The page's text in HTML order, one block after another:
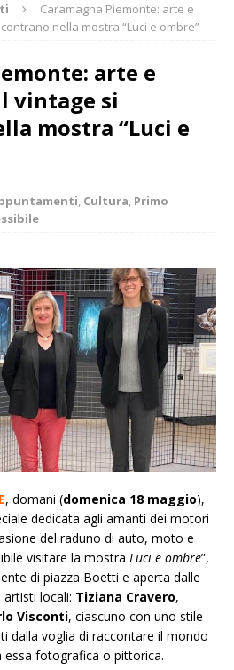
Caramagna Piemonte: arte e
nella mostra “Luci e ombre”
arte e
vintage si
mostra “Luci e
, Cultura, Primo
, domani (domenica 18 maggio),
dedicata agli amanti dei motori
del raduno di auto, moto e
visitare la mostra Luci e ombre”,
di piazza Boetti e aperta dalle
artisti locali: Tiziana Cravero,
Visconti, ciascuno con uno stile
dalla voglia di raccontare il mondo
essa fotografica o pittorica.